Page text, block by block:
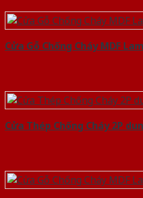
Cửa Gỗ Chống Cháy MDF
Cửa Thép Chống Cháy 2P